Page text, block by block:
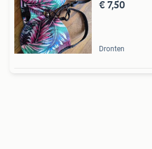
€ 7,50
Dronten